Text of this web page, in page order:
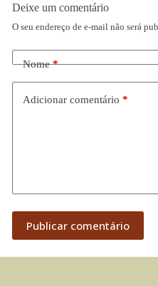
Deixe um comentário
O seu endereço de e-mail não será
Nome*
Adicionar comentário *
Publicar comentário